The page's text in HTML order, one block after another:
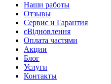
Наши работы
Отзывы
Сервис и Гарантия
єВідновлення
Оплата частями
Акции
Блог
Услуги
Контакты